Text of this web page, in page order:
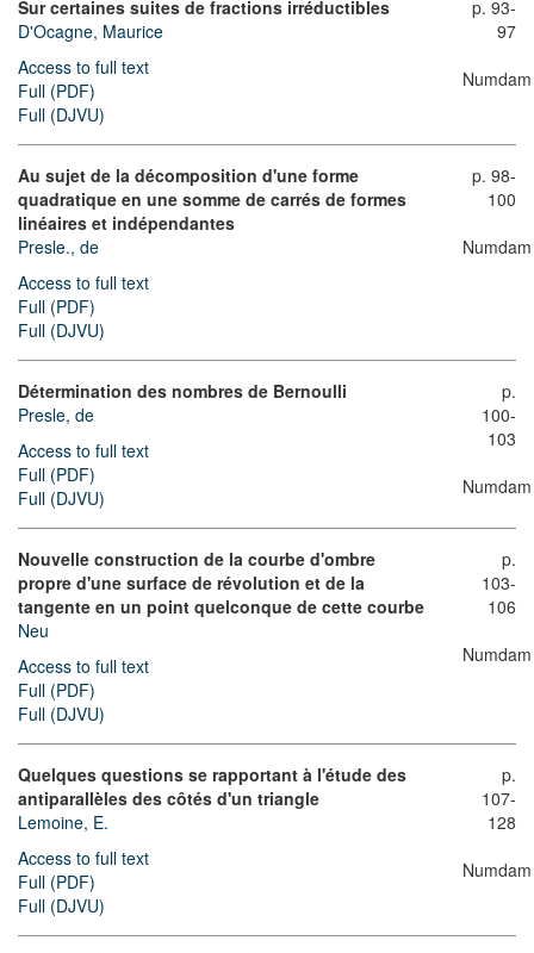
Sur certaines suites de fractions irréductibles
D'Ocagne, Maurice
Access to full text
Full (PDF)
Full (DJVU)
p. 93-
97
Numdam
Au sujet de la décomposition d'une forme
quadratique en une somme de carrés de formes
linéaires et indépendantes
Presle., de
Access to full text
Full (PDF)
Full (DJVU)
p. 98-
100
Numdam
Détermination des nombres de Bernoulli
Presle, de
Access to full text
Full (PDF)
Full (DJVU)
p.
100-
103
Numdam
Nouvelle construction de la courbe d'ombre
propre d'une surface de révolution et de la
tangente en un point quelconque de cette courbe
Neu
Access to full text
Full (PDF)
Full (DJVU)
p.
103-
106
Numdam
Quelques questions se rapportant à l'étude des
antiparallèles des côtés d'un triangle
Lemoine, E.
Access to full text
Full (PDF)
Full (DJVU)
p.
107-
128
Numdam